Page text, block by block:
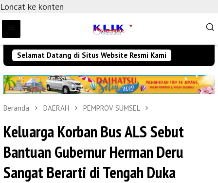
Loncat ke konten
Selamat Datang di Situs Website Resmi Kami
Beranda DAERAH PEMPROV SUMSEL
Keluarga Korban Bus ALS Sebut
Bantuan Gubernur Herman Deru
Sangat Berarti di Tengah Duka